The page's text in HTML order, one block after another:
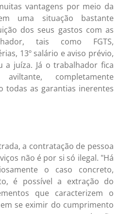
vantagens por meio da
uma situação bastante
dos seus gastos com as
tais como FGTS,
13º salário e aviso prévio,
a juíza. Já o trabalhador fica
completamente
todas as garantias inerentes
a contratação de pessoa
não é por si só ilegal. "Há
o caso concreto,
é possível a extração do
que caracterizem o
se eximir do cumprimento